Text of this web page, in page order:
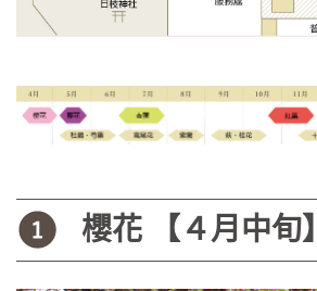
櫻花 【４月中旬】